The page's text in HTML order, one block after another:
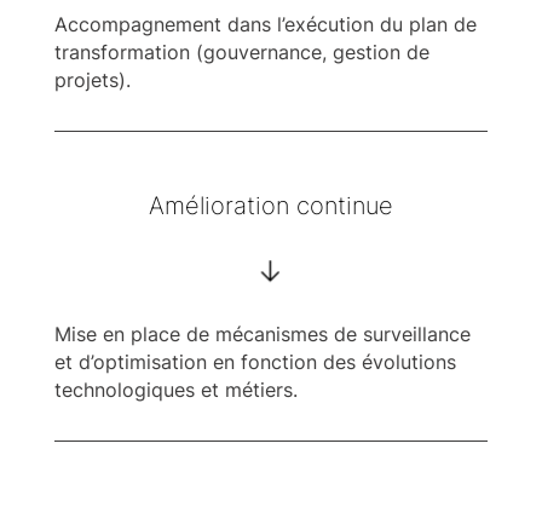
Accompagnement dans l’exécution du plan de
transformation (gouvernance, gestion de
projets).
Amélioration continue
->
Mise en place de mécanismes de surveillance
et d’optimisation en fonction des évolutions
technologiques et métiers.